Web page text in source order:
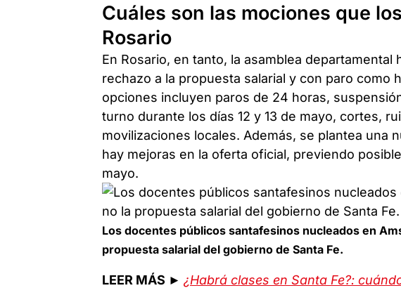
Cuáles son las mociones que
Rosario
En Rosario, en tanto, la asamblea
rechazo a la propuesta salarial y con paro como
opciones incluyen paros de 24 horas,
turno durante los días 12 y 13 de mayo, cortes,
movilizaciones locales. Además, se plantea una
hay mejoras en la oferta oficial, previendo
mayo.
Los docentes públicos santafesinos nucleados en
propuesta salarial del gobierno de Santa Fe.
LEER MÁS ► ¿Habrá clases en Santa Fe?: